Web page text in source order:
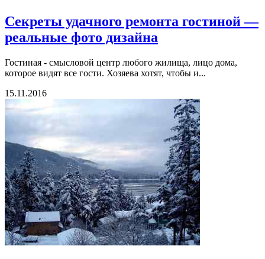
Секреты удачного ремонта гостиной —
реальные фото дизайна
Гостиная - смысловой центр любого жилища, лицо дома,
которое видят все гости. Хозяева хотят, чтобы и...
15.11.2016